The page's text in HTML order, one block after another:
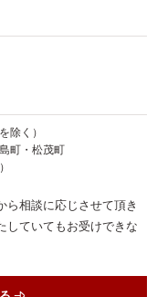
除く）
町・松茂町
相談に応じさせて頂き
していてもお受けできな